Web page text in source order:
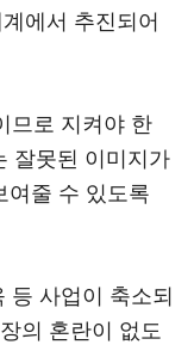
에서 추진되어
므로 지켜야 한
잘못된 이미지가
여줄 수 있도록
등 사업이 축소되
의 혼란이 없도